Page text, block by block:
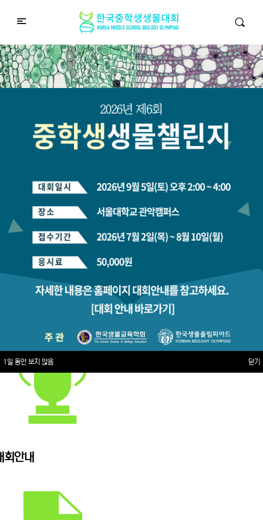
중학생생물챌린지
Middle School Korea Biology Olympiad
2026 대회 접수 안내
회안내
1일 동안 보지 않음 닫기